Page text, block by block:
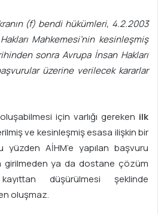
(f) bendi hükümleri, 4.2.2003
Mahkemesi’nin kesinleşmiş
sonra Avrupa İnsan Hakları
üzerine verilecek kararlar
için varlığı gereken ilk
ve kesinleşmiş esasa ilişkin bir
yüzden AİHM’e yapılan başvuru
girilmeden ya da dostane çözüm
düşürülmesi şeklinde
oluşmaz.